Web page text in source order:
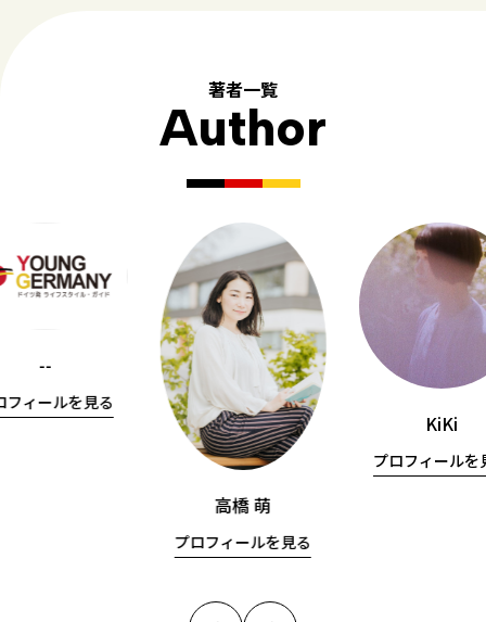
著者一覧
Author
--
フィールを見る
高橋 萌
プロフィールを見る
KiKi
プロフィールを